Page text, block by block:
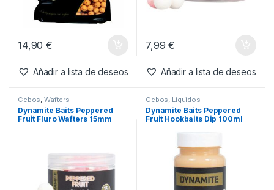
14,90€
Añadir a lista de deseos
7,99€
Añadir a lista de deseos
Cebos ,Wafters
Dynamite Baits Peppered
Fruit Fluro Wafters 15mm
Cebos Liquidos
Dynamite Baits Peppered
Fruit Hookbaits Dip 100ml